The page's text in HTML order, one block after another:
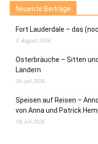
Neueste Beiträge
Fort Lauderdale – das
3. August 2026
Osterbräuche – Sitten
Ländern
24. Juli 2026
Speisen auf Reisen –
von Anna und Patrick
18. Juli 2026